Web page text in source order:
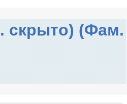
скрыто) (Фам.